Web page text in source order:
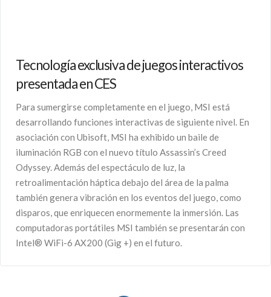
Tecnología exclusiva de juegos interactivos
presentada en CES
Para sumergirse completamente en el juego, MSI está
desarrollando funciones interactivas de siguiente nivel. En
asociación con Ubisoft, MSI ha exhibido un baile de
iluminación RGB con el nuevo título Assassin’s Creed
Odyssey. Además del espectáculo de luz, la
retroalimentación háptica debajo del área de la palma
también genera vibración en los eventos del juego, como
disparos, que enriquecen enormemente la inmersión. Las
computadoras portátiles MSI también se presentarán con
Intel® WiFi-6 AX200 (Gig +) en el futuro.